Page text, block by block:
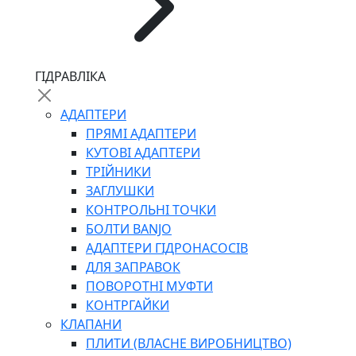
СИЛОВІ
ДРОТЯНІ
ПРУЖИННІ
НЕЙЛОНОВІ
ПРОРЕЗИНЕНІ
АВТОТОВАРИ
АВТОХІМІЯ
ДОМКРАТИ
ГІДРАВЛІКА
АДАПТЕРИ
ПРЯМІ АДАПТЕРИ
КУТОВІ АДАПТЕРИ
ТРІЙНИКИ
ЗАГЛУШКИ
КОНТРОЛЬНІ ТОЧКИ
БОЛТИ BANJO
АДАПТЕРИ ГІДРОНАСОСІВ
ДЛЯ ЗАПРАВОК
ПОВОРОТНІ МУФТИ
КОНТРГАЙКИ
КЛАПАНИ
ПЛИТИ (ВЛАСНЕ ВИРОБНИЦТВО)